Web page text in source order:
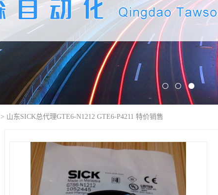
> 山东SICK总代理GTE6-N1212 GTE6-P4211 特价销售